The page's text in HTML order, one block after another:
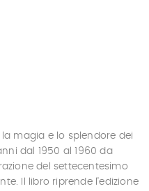
magia e lo splendore dei
dal 1950 al 1960 da
del settecentesimo
Il libro riprende l'edizione